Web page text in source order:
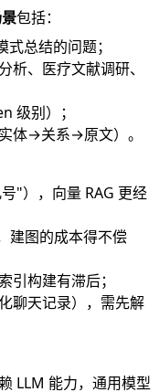
包括：
总结的问题；
析、医疗文献调研、
级别）；
体→关系→原文）。
"），向量 RAG 更经
建图的成本得不偿
引构建有滞后；
聊天记录），需先解
LLM 能力，通用模型